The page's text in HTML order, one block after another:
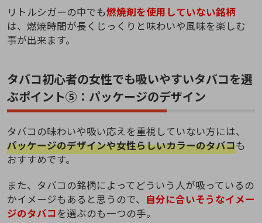
リトルシガーの中でも燃焼剤を使用していない銘柄
は、燃焼時間が長くじっくりと味わいや風味を楽しむ
事が出来ます。
タバコ初心者の女性でも吸いやすいタバコを選
ぶポイント⑤：パッケージのデザイン
タバコの味わいや吸い応えを重視していない方には、
パッケージのデザインや女性らしいカラーのタバコも
おすすめです。
また、タバコの銘柄によってどういう人が吸っているの
かイメージもあると思うので、 自分に合いそうなイメー
ジのタバコを選ぶのも一つの手。